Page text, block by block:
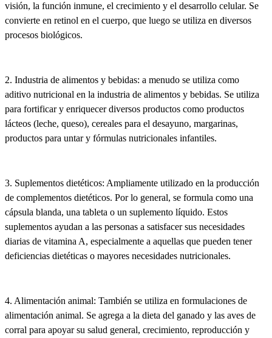
visión, la función inmune, el crecimiento y el desarrollo celular. Se
convierte en retinol en el cuerpo, que luego se utiliza en diversos
procesos biológicos.
2. Industria de alimentos y bebidas: a menudo se utiliza como
aditivo nutricional en la industria de alimentos y bebidas. Se utiliza
para fortificar y enriquecer diversos productos como productos
lácteos (leche, queso), cereales para el desayuno, margarinas,
productos para untar y fórmulas nutricionales infantiles.
3. Suplementos dietéticos: Ampliamente utilizado en la producción
de complementos dietéticos. Por lo general, se formula como una
cápsula blanda, una tableta o un suplemento líquido. Estos
suplementos ayudan a las personas a satisfacer sus necesidades
diarias de vitamina A, especialmente a aquellas que pueden tener
deficiencias dietéticas o mayores necesidades nutricionales.
4. Alimentación animal: También se utiliza en formulaciones de
alimentación animal. Se agrega a la dieta del ganado y las aves de
corral para apoyar su salud general, crecimiento, reproducción y